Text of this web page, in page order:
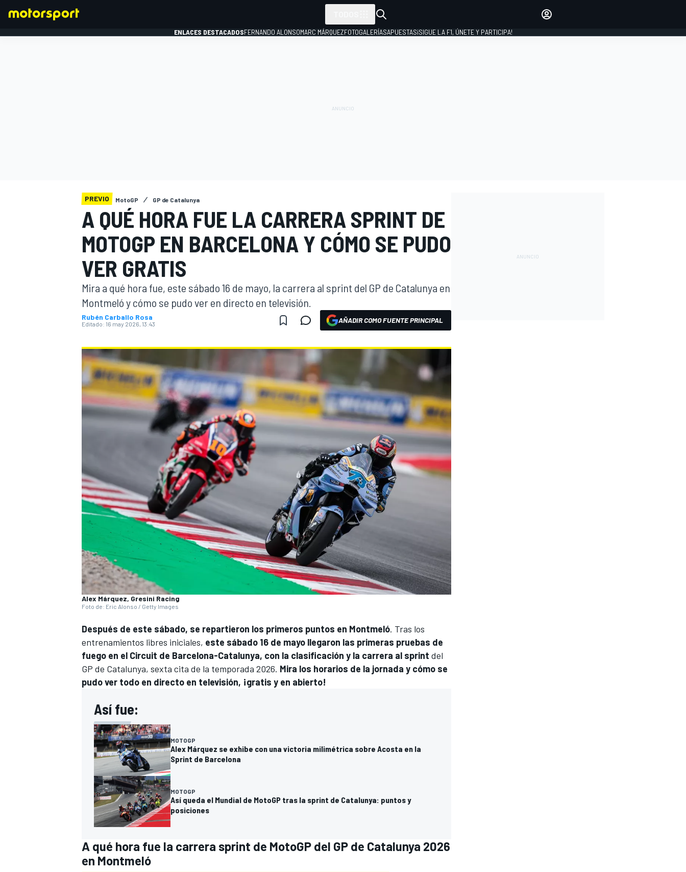
WEC FÓRMULA E
ENLACES DESTACADOSFERNANDO ALONSOMARC MÁRQUEZFOTOGALERÍASAPUESTAS¡SIGUE LA F1, ÚNETE Y PARTICIPA!
PREVIO MotoGP GP de Catalunya
A QUÉ HORA FUE LA CARRERA SPRINT DE
MOTOGP EN BARCELONA Y CÓMO SE PUDO
VER GRATIS
Mira a qué hora fue, este sábado 16 de mayo, la carrera al sprint del GP de Catalunya en
Montmeló y cómo se pudo ver en directo en televisión.
Rubén Carballo Rosa
Editado: 16 may 2026, 13:43 AÑADIR COMO FUENTE PRINCIPAL
Alex Márquez, Gresini Racing
Foto de: Eric Alonso / Getty Images
Después de este sábado, se repartieron los primeros puntos en Montmeló. Tras los
entrenamientos libres iniciales, este sábado 16 de mayo llegaron las primeras pruebas de
fuego en el Circuit de Barcelona-Catalunya, con la clasificación y la carrera al sprint del
GP de Catalunya, sexta cita de la temporada 2026. Mira los horarios de la jornada y cómo se
pudo ver todo en directo en televisión, ¡gratis y en abierto!
Así fue:
MOTOGP
Alex Márquez se exhibe con una victoria milimétrica sobre Acosta en la
Sprint de Barcelona
MOTOGP
Así queda el Mundial de MotoGP tras la sprint de Catalunya: puntos y
posiciones
A qué hora fue la carrera sprint de MotoGP del GP de Catalunya 2026
en Montmeló